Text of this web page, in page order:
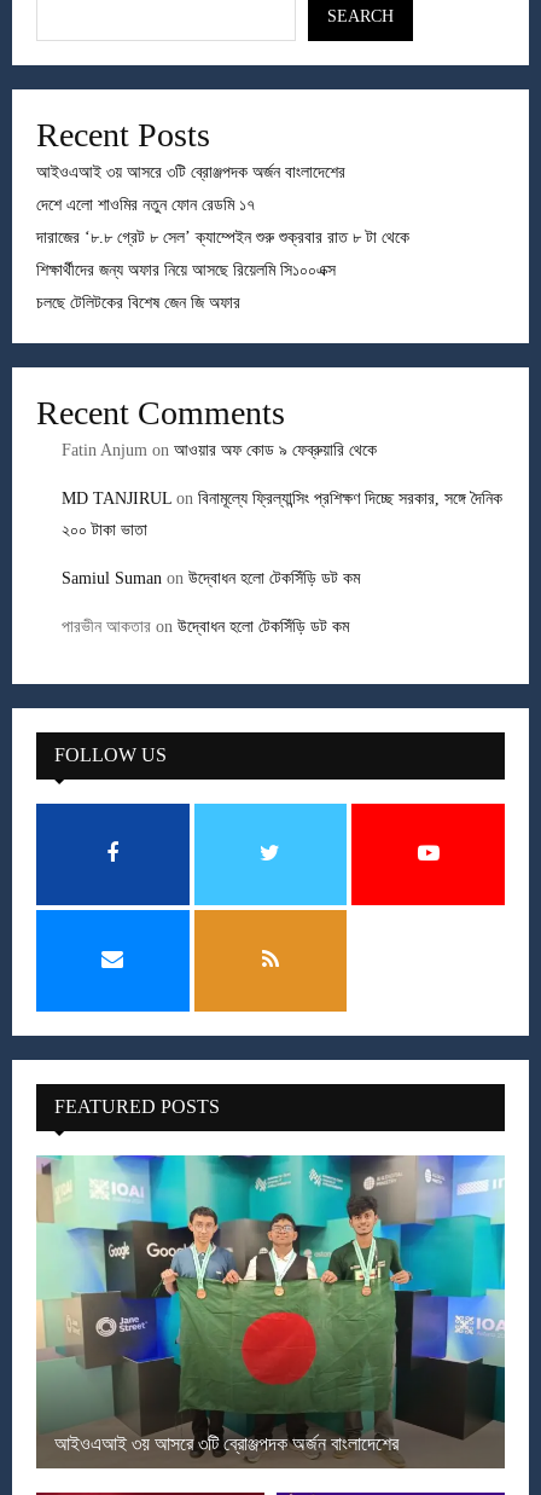
SEARCH
Recent Posts
আইওএআই ৩য় আসরে ৩টি ব্রোঞ্জপদক অর্জন বাংলাদেশের
দেশে এলো শাওমির নতুন ফোন রেডমি ১৭
দারাজের ‘৮.৮ গ্রেট ৮ সেল’ ক্যাম্পেইন শুরু শুক্রবার রাত ৮ টা থেকে
শিক্ষার্থীদের জন্য অফার নিয়ে আসছে রিয়েলমি সি১০০এক্স
চলছে টেলিটকের বিশেষ জেন জি অফার
Recent Comments
Fatin Anjum on আওয়ার অফ কোড ৯ ফেব্রুয়ারি থেকে
MD TANJIRUL on বিনামূল্যে ফ্রিল্যান্সিং প্রশিক্ষণ দিচ্ছে সরকার, সঙ্গে দৈনিক
২০০ টাকা ভাতা
Samiul Suman on উদ্বোধন হলো টেকসিঁড়ি ডট কম
পারভীন আকতার on উদ্বোধন হলো টেকসিঁড়ি ডট কম
FOLLOW US
FEATURED POSTS
আইওএআই ৩য় আসরে ৩টি ব্রোঞ্জপদক অর্জন বাংলাদেশের